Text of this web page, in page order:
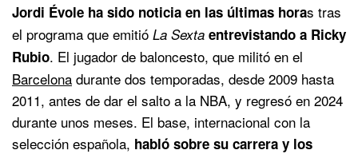
Jordi Évole ha sido noticia en las últimas horas tras
el programa que emitió La Sexta entrevistando a Ricky
Rubio. El jugador de baloncesto, que militó en el
Barcelona durante dos temporadas, desde 2009 hasta
2011, antes de dar el salto a la NBA, y regresó en 2024
durante unos meses. El base, internacional con la
selección española, habló sobre su carrera y los